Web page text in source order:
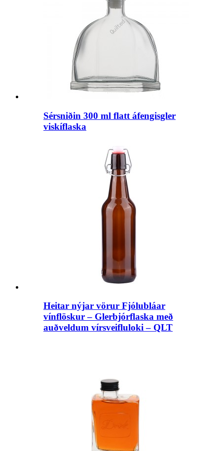
Sérsniðin 300 ml flatt áfengisgler
viskíflaska
Heitar nýjar vörur Fjólubláar
vínflöskur – Glerbjórflaska með
auðveldum vírsveifluloki – QLT